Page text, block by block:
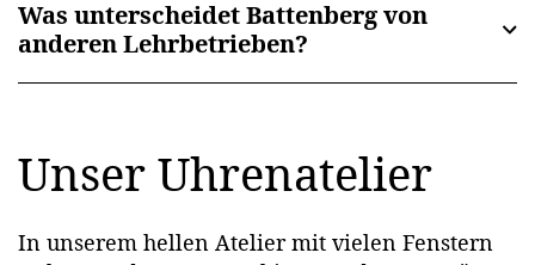
Was unterscheidet Battenberg von
anderen Lehrbetrieben?
Unser Uhrenatelier
In unserem hellen Atelier mit vielen Fenstern